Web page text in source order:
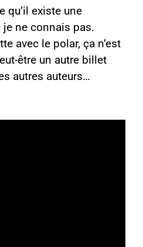
qu’il existe une
je ne connais pas.
avec le polar, ça n’est
être un autre billet
autres auteurs…